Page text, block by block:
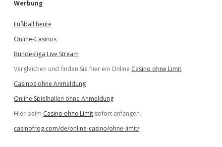
Werbung
Fußball heute
Online-Casinos
Bundesliga Live Stream
Vergleichen und finden Sie hier ein Online Casino ohne Limit
Casinos ohne Anmeldung
Online Spielhallen ohne Anmeldung
Hier beim Casino ohne Limit sofort anfangen.
casinofrog.com/de/online-casino/ohne-limit/